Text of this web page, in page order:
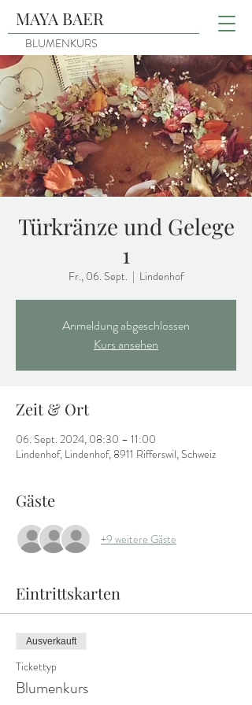
MAYA BAER
BLUMENKURS
Türkränze und Gelege
1
Fr., 06. Sept.
  |
Lindenhof
Anmeldung abgeschlossen
Kurs ansehen
Zeit & Ort
06. Sept. 2024, 08:30 – 11:00
Lindenhof, Lindenhof, 8911 Rifferswil, Schweiz
Gäste
+9 weitere Gäste
Eintrittskarten
Ausverkauft
Tickettyp
Blumenkurs